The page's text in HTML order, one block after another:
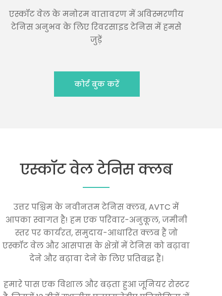
एस्कॉट वेल के मनोरम वातावरण में अविस्मरणीय
टेनिस अनुभव के लिए रिवरसाइड टेनिस में हमसे
जुड़ें
कोर्ट बुक करें
एस्कॉट वेल टेनिस क्लब
उत्तर पश्चिम के नवीनतम टेनिस क्लब, AVTC में
आपका स्वागत है! हम एक परिवार-अनुकूल, जमीनी
स्तर पर कार्यरत, समुदाय-आधारित क्लब हैं जो
एस्कॉट वेल और आसपास के क्षेत्रों में टेनिस को बढ़ावा
देने और बढ़ावा देने के लिए प्रतिबद्ध हैं।
हमारे पास एक विशाल और बढ़ता हुआ जूनियर रोस्टर